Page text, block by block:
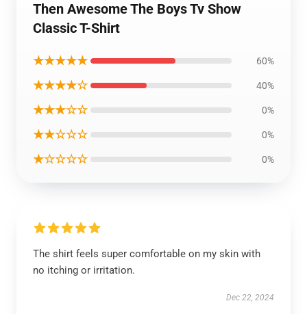
Then Awesome The Boys Tv Show
Classic T-Shirt
★★★★★ 60%
★★★★☆ 40%
★★★☆☆ 0%
★★☆☆☆ 0%
★☆☆☆☆ 0%
The shirt feels super comfortable on my skin with
no itching or irritation.
Dec 22, 2024